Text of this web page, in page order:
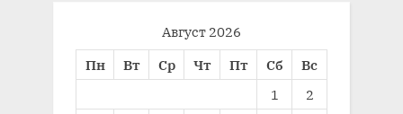
Август 2026
Пн
Вт Ср Чт Пт Сб
Вс
1
2